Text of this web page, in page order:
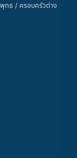
ทธ / ครอบครัวต่าง